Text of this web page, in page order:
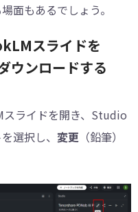
面もあるでしょう。
スライドを
ウンロードする
ライドを開き、Studio
選択し、 変更 （鉛筆）